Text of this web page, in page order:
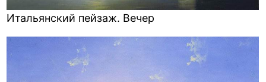
Итальянский пейзаж. Вечер